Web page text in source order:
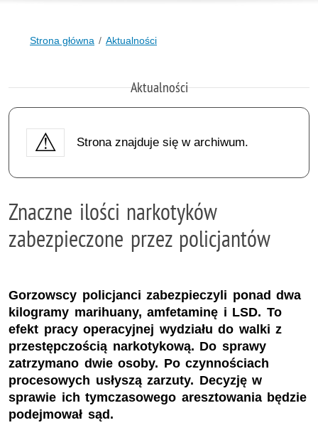
Strona główna Aktualności
Aktualności
Strona znajduje się w archiwum.
Znaczne ilości narkotyków
zabezpieczone przez policjantów
Gorzowscy policjanci zabezpieczyli ponad dwa
kilogramy marihuany, amfetaminę i LSD. To
efekt pracy operacyjnej wydziału do walki z
przestępczością narkotykową. Do sprawy
zatrzymano dwie osoby. Po czynnościach
procesowych usłyszą zarzuty. Decyzję w
sprawie ich tymczasowego aresztowania będzie
podejmował sąd.